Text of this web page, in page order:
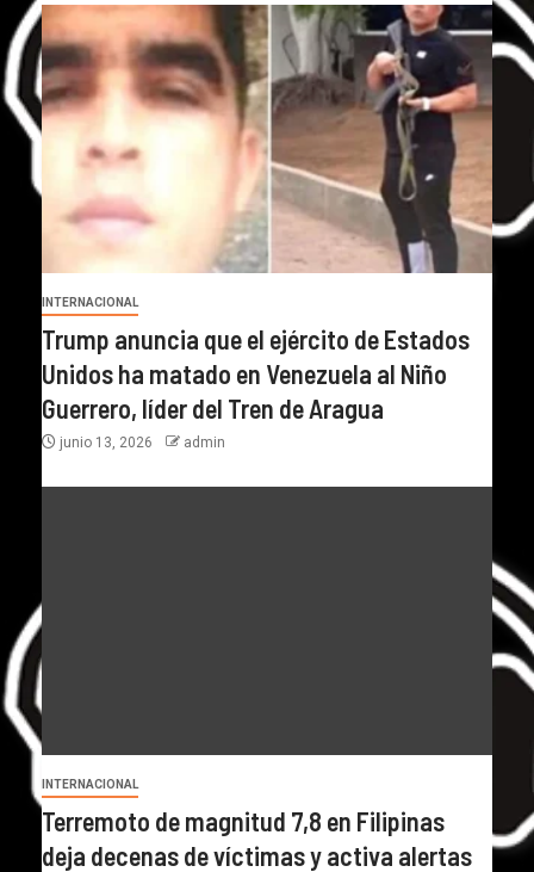
INTERNACIONAL
Trump anuncia que el ejército de Estados
Unidos ha matado en Venezuela al Niño
Guerrero, líder del Tren de Aragua
junio 13, 2026 admin
INTERNACIONAL
Terremoto de magnitud 7,8 en Filipinas
deja decenas de víctimas y activa alertas